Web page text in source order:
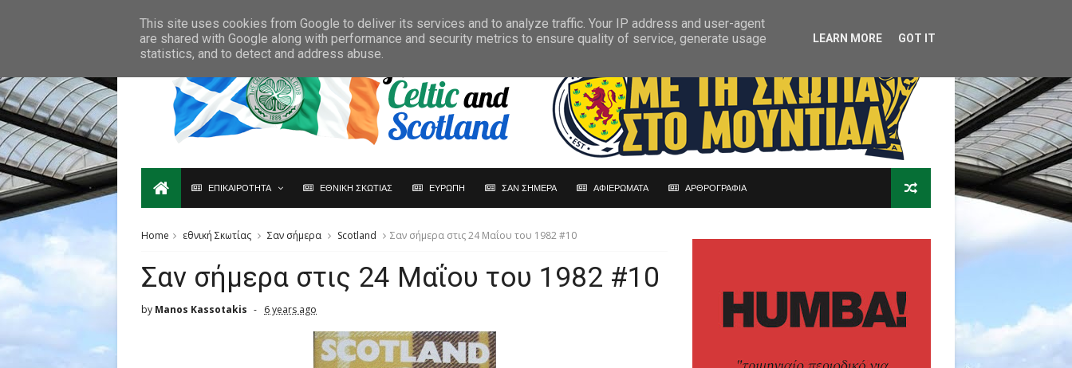
ΕΠΙΚΑΙΡΟΤΗΤΑ ΕΘΝΙΚΗ ΣΚΩΤΙΑΣ ΕΥΡΩΠΗ ΣΑΝ ΣΗΜΕΡΑ ΑΦΙΕΡΩΜΑΤΑ ΑΡΘΡΟΓΡΑΦΙΑ
Home εθνική Σκωτίας Σαν σήμερα Scotland Σαν σήμερα στις 24 Μαΐου του 1982 #10
Σαν σήμερα στις 24 Μαΐου του 1982 #10
by Manos Kassotakis 6 years ago
This site uses cookies from Google to deliver its services and to analyze traffic. Your IP address and user-agent
are shared with Google along with performance and security metrics to ensure quality of service, generate usage
statistics, and to detect and address abuse.
LEARN MORE GOT IT